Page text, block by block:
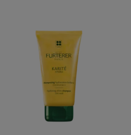
idratazione
brillantezza